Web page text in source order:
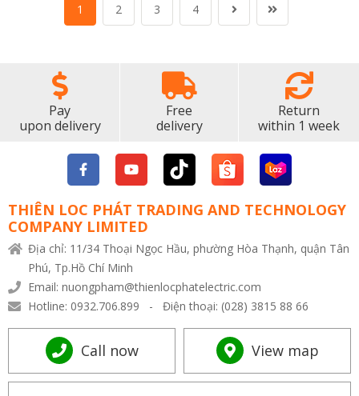
1 2 3 4
Pay
upon delivery
Free
delivery
Return
within 1 week
THIÊN LOC PHÁT TRADING AND TECHNOLOGY
COMPANY LIMITED
Địa chỉ: 11/34 Thoại Ngọc Hầu, phường Hòa Thạnh, quận Tân
Phú, Tp.Hồ Chí Minh
Email: nuongpham@thienlocphatelectric.com
Hotline: 0932.706.899 - Điện thoại: (028) 3815 88 66
Call now View map